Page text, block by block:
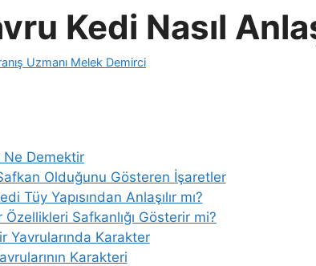
Kedi Nasıl
Uzmanı Melek Demirci
Ne Demektir
Olduğunu Gösteren İşaretler
Tüy Yapısından Anlaşılır mı?
Safkanlığı Gösterir mi?
Yavrularında Karakter
Karakteri